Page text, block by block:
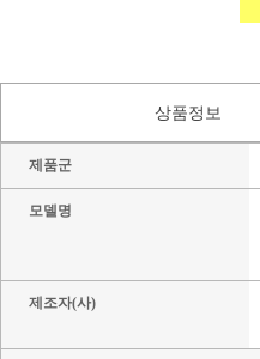
상품정보
제품군
모델명
제조자(사)